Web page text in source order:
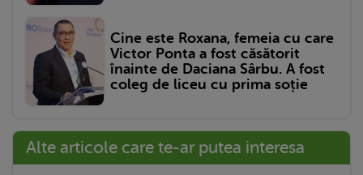
Cine este Roxana, femeia cu care
Victor Ponta a fost căsătorit
înainte de Daciana Sârbu. A fost
coleg de liceu cu prima soție
Alte articole care te-ar putea interesa